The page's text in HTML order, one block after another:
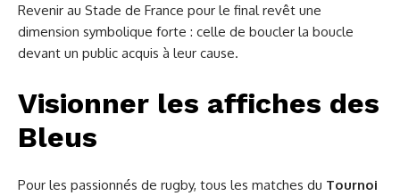
Revenir au Stade de France pour le final revêt une
dimension symbolique forte : celle de boucler la boucle
devant un public acquis à leur cause.
Visionner les affiches des
Bleus
Pour les passionnés de rugby, tous les matches du Tournoi